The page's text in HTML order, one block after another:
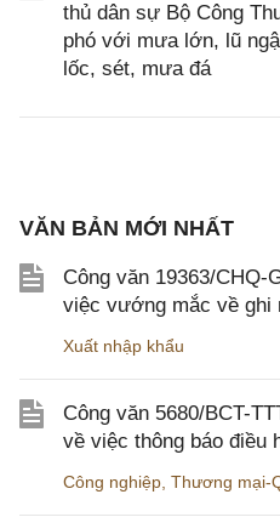
thủ dân sự Bộ Công
phó với mưa lớn, lũ
lốc, sét, mưa đá
VĂN BẢN MỚI NHẤT
Công văn 19363/CHQ-
việc vướng mắc về ghi
Xuất nhập khẩu
Công văn 5680/BCT-
về việc thông báo điều
Công nghiệp Thương mại-